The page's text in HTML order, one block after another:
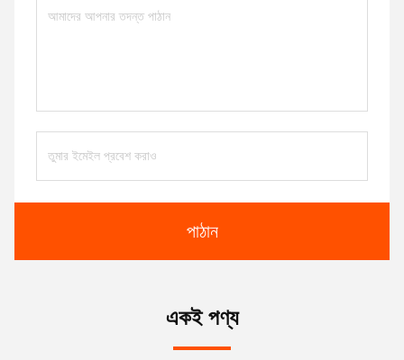
পাঠান
একই পণ্য